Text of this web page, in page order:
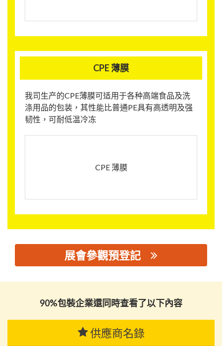
CPE 薄膜
我司生产的CPE薄膜可适用于各种高端食品及洗
涤用品的包装，其性能比普通PE具有高透明及强
韧性，可耐低温冷冻
CPE 薄膜
展會參觀預登記
90%包裝企業還同時查看了以下內容
供應商名錄